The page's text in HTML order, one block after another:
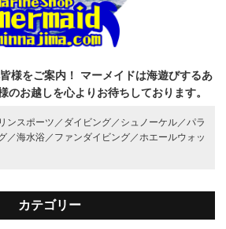
様をご案内！
マーメイドは海遊びするあ
のお越しを心よりお待ちしております。
ンスポーツ／ ダイビング／ シュノーケル／パラ
／海水浴／ ファンダイビング／ホエールウォッ
カテゴリー